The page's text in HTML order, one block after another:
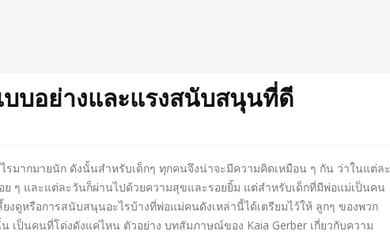
บอย่างและแรงสนับสนุนที่ดี
ไรมากมายนัก ดังนั้นสำหรับเด็กๆ ทุกคนจึงน่าจะมีความคิดเหมือน ๆ กัน ว่าในแต่ละ
ๆ และแต่ละวันก็ผ่านไปด้วยความสุขและรอยยิ้ม แต่สำหรับเด็กที่มีพ่อแม่เป็นคน
งดูหรือการสนับสนุนอะไรบ้างที่พ่อแม่คนดังเหล่านี้ได้เตรียมไว้ให้ ลูกๆ ของพวก
เป็นคนที่โด่งดังแค่ไหน ตัวอย่าง บทสัมภาษณ์ของ Kaia Gerber เกี่ยวกับความ